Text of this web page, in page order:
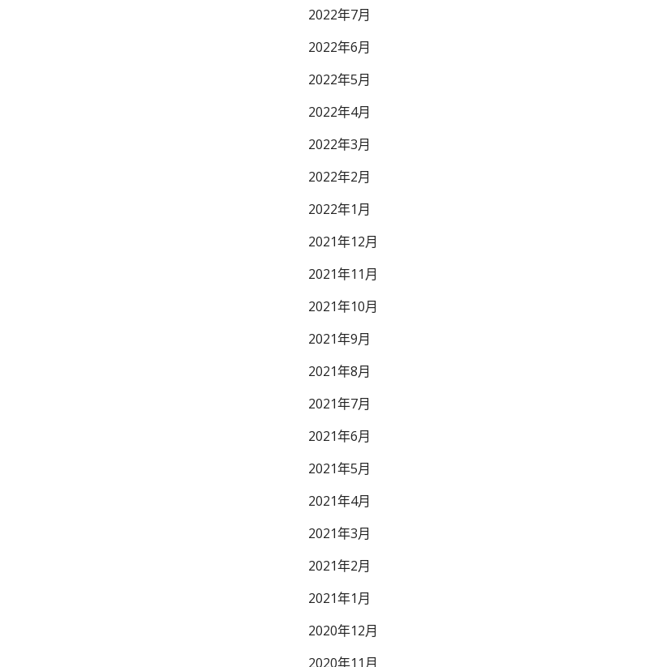
2022年7月
2022年6月
2022年5月
2022年4月
2022年3月
2022年2月
2022年1月
2021年12月
2021年11月
2021年10月
2021年9月
2021年8月
2021年7月
2021年6月
2021年5月
2021年4月
2021年3月
2021年2月
2021年1月
2020年12月
2020年11月